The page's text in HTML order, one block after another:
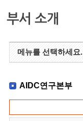
부서 소개
메뉴를 선택하세요.
AIDC연구본부